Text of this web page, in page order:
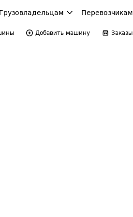
Грузовладельцам Перевозчикам
Добавить машину Заказы